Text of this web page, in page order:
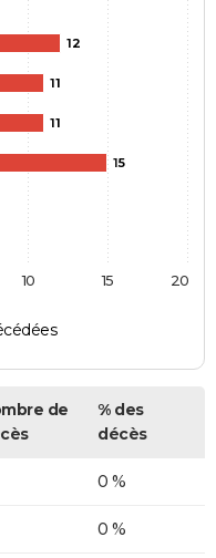
12
11
11
15
10 15 20
de
% des
décès
0 %
0 %